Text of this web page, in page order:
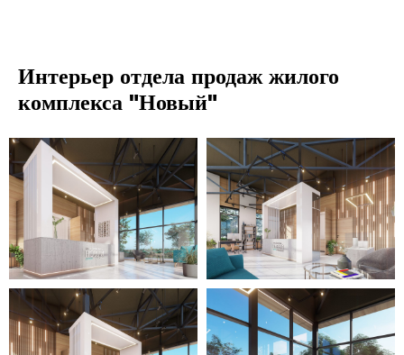
Интерьер отдела продаж жилого
комплекса "Новый"